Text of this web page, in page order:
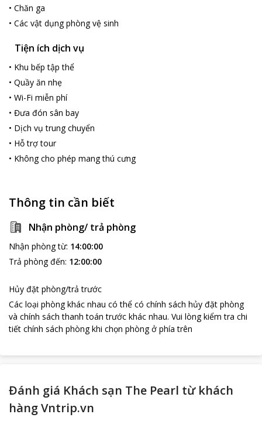
• Chăn ga
• Các vật dụng phòng vệ sinh
Tiện ích dịch vụ
• Khu bếp tập thể
• Quầy ăn nhẹ
• Wi-Fi miễn phí
• Đưa đón sân bay
• Dịch vụ trung chuyển
• Hỗ trợ tour
• Không cho phép mang thú cưng
Thông tin cần biết
Nhận phòng/ trả phòng
Nhận phòng từ: 14:00:00
Trả phòng đến: 12:00:00
Hủy đặt phòng/trả trước
Các loại phòng khác nhau có thể có chính sách hủy đặt phòng
và chính sách thanh toán trước khác nhau. Vui lòng kiểm tra chi
tiết chính sách phòng khi chọn phòng ở phía trên
Đánh giá Khách sạn The Pearl từ khách
hàng Vntrip.vn